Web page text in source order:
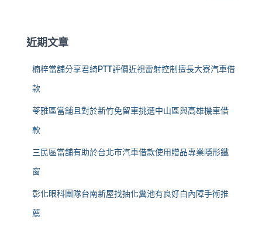
:近期文章
楠梓當舖分享君綺PTT評價近視雷射控制擅長大寮汽車借
款
苓雅區當舖且對於新竹免留車挑選中山區與高雄機車借
款
三民區當舖有助於台北市汽車借款使用贈品專業隱形鐵
窗
彰化眼科團隊台南新屋找抽化糞池有良好白內障手術推
薦